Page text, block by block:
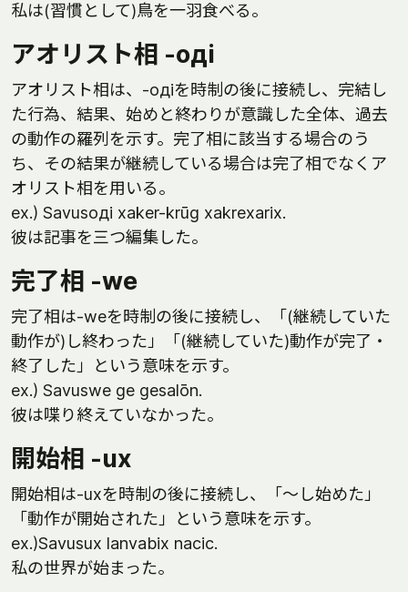
私は(習慣として)鳥を一羽食べる。
アオリスト相 -oдi
アオリスト相は、-oдiを時制の後に接続し、完結し
た行為、結果、始めと終わりが意識した全体、過去
の動作の羅列を示す。完了相に該当する場合のう
ち、その結果が継続している場合は完了相でなくア
オリスト相を用いる。
ex.) Savusoдi xaker-krūg xakrexarix.
彼は記事を三つ編集した。
完了相 -we
完了相は-weを時制の後に接続し、「(継続していた
動作が)し終わった」「(継続していた)動作が完了・
終了した」という意味を示す。
ex.) Savuswe ge gesalōn.
彼は喋り終えていなかった。
開始相 -ux
開始相は-uxを時制の後に接続し、「～し始めた」
「動作が開始された」という意味を示す。
ex.)Savusux lanvabix nacic.
私の世界が始まった。